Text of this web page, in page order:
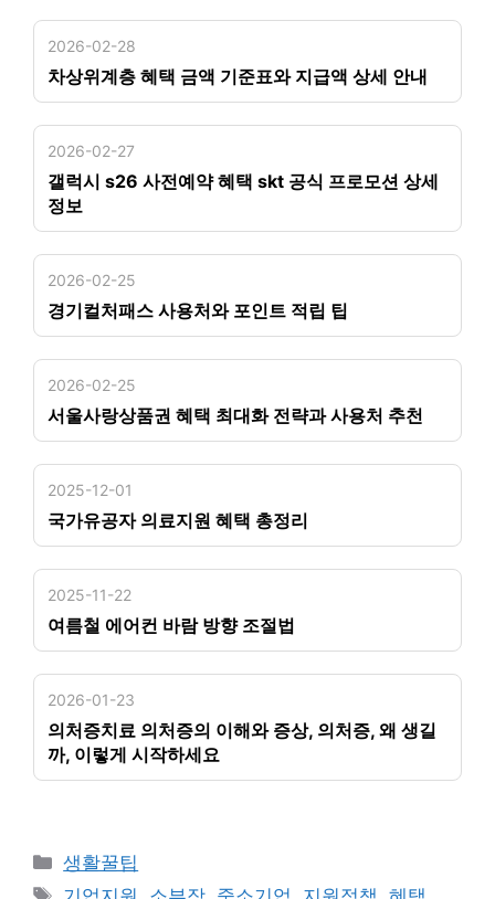
2026-02-28
차상위계층 혜택 금액 기준표와 지급액 상세 안내
2026-02-27
갤럭시 s26 사전예약 혜택 skt 공식 프로모션 상세
정보
2026-02-25
경기컬처패스 사용처와 포인트 적립 팁
2026-02-25
서울사랑상품권 혜택 최대화 전략과 사용처 추천
2025-12-01
국가유공자 의료지원 혜택 총정리
2025-11-22
여름철 에어컨 바람 방향 조절법
2026-01-23
의처증치료 의처증의 이해와 증상, 의처증, 왜 생길
까, 이렇게 시작하세요
카
테
생활꿀팁
태